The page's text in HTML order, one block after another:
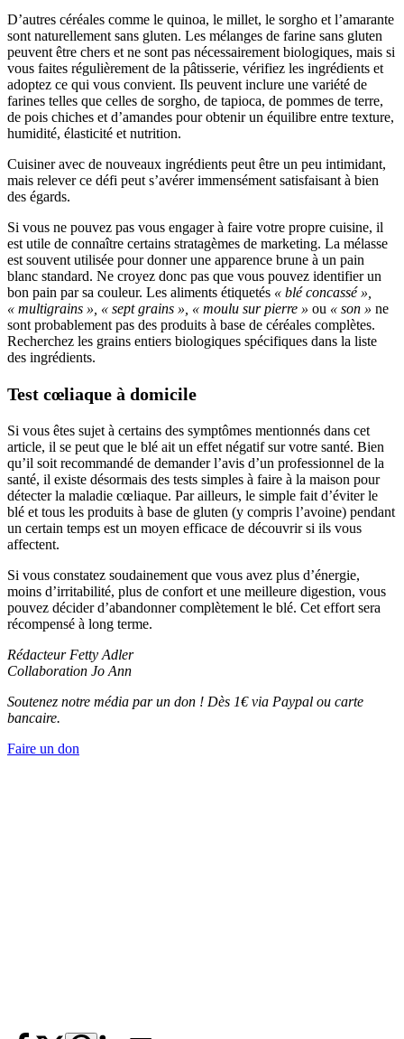
D’autres céréales comme le quinoa, le millet, le sorgho et l’amarante
sont naturellement sans gluten. Les mélanges de farine sans gluten
peuvent être chers et ne sont pas nécessairement biologiques, mais si
vous faites régulièrement de la pâtisserie, vérifiez les ingrédients et
adoptez ce qui vous convient. Ils peuvent inclure une variété de
farines telles que celles de sorgho, de tapioca, de pommes de terre,
de pois chiches et d’amandes pour obtenir un équilibre entre texture,
humidité, élasticité et nutrition.
Cuisiner avec de nouveaux ingrédients peut être un peu intimidant,
mais relever ce défi peut s’avérer immensément satisfaisant à bien
des égards.
Si vous ne pouvez pas vous engager à faire votre propre cuisine, il
est utile de connaître certains stratagèmes de marketing. La mélasse
est souvent utilisée pour donner une apparence brune à un pain
blanc standard. Ne croyez donc pas que vous pouvez identifier un
bon pain par sa couleur. Les aliments étiquetés « blé concassé »,
« multigrains », « sept grains », « moulu sur pierre » ou « son » ne
sont probablement pas des produits à base de céréales complètes.
Recherchez les grains entiers biologiques spécifiques dans la liste
des ingrédients.
Test cœliaque à domicile
Si vous êtes sujet à certains des symptômes mentionnés dans cet
article, il se peut que le blé ait un effet négatif sur votre santé. Bien
qu’il soit recommandé de demander l’avis d’un professionnel de la
santé, il existe désormais des tests simples à faire à la maison pour
détecter la maladie cœliaque. Par ailleurs, le simple fait d’éviter le
blé et tous les produits à base de gluten (y compris l’avoine) pendant
un certain temps est un moyen efficace de découvrir si ils vous
affectent.
Si vous constatez soudainement que vous avez plus d’énergie,
moins d’irritabilité, plus de confort et une meilleure digestion, vous
pouvez décider d’abandonner complètement le blé. Cet effort sera
récompensé à long terme.
Rédacteur Fetty Adler
Collaboration Jo Ann
Soutenez notre média par un don ! Dès 1€ via Paypal ou carte
bancaire.
Faire un don